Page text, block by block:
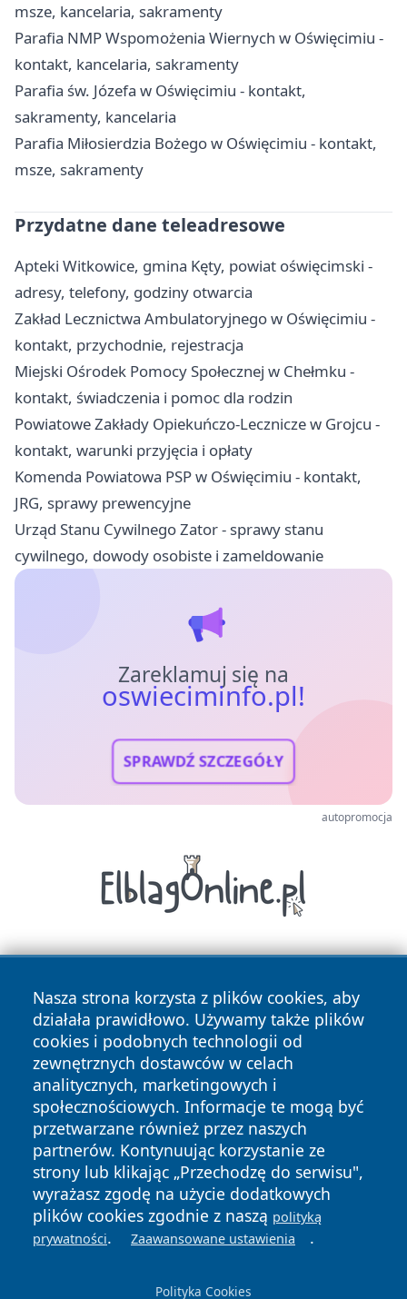
msze, kancelaria, sakramenty
Parafia NMP Wspomożenia Wiernych w Oświęcimiu -
kontakt, kancelaria, sakramenty
Parafia św. Józefa w Oświęcimiu - kontakt,
sakramenty, kancelaria
Parafia Miłosierdzia Bożego w Oświęcimiu - kontakt,
msze, sakramenty
Przydatne dane teleadresowe
Apteki Witkowice, gmina Kęty, powiat oświęcimski -
adresy, telefony, godziny otwarcia
Zakład Lecznictwa Ambulatoryjnego w Oświęcimiu -
kontakt, przychodnie, rejestracja
Miejski Ośrodek Pomocy Społecznej w Chełmku -
kontakt, świadczenia i pomoc dla rodzin
Powiatowe Zakłady Opiekuńczo-Lecznicze w Grojcu -
kontakt, warunki przyjęcia i opłaty
Komenda Powiatowa PSP w Oświęcimiu - kontakt,
JRG, sprawy prewencyjne
Urząd Stanu Cywilnego Zator - sprawy stanu
cywilnego, dowody osobiste i zameldowanie
Zareklamuj się na
oswieciminfo.pl!
SPRAWDŹ SZCZEGÓŁY
autopromocja
Nasza strona korzysta z plików cookies, aby
działała prawidłowo. Używamy także plików
cookies i podobnych technologii od
zewnętrznych dostawców w celach
analitycznych, marketingowych i
społecznościowych. Informacje te mogą być
przetwarzane również przez naszych
partnerów. Kontynuując korzystanie ze
strony lub klikając „Przechodzę do serwisu",
wyrażasz zgodę na użycie dodatkowych
plików cookies zgodnie z naszą polityką
prywatności. Zaawansowane ustawienia .
Polityka Cookies
Copyright © 2026 oswieciminfo.pl Wszystkie prawa
zastrzeżone.
News Autorzy
Polityka
Prywatności
Polityka
Cookies